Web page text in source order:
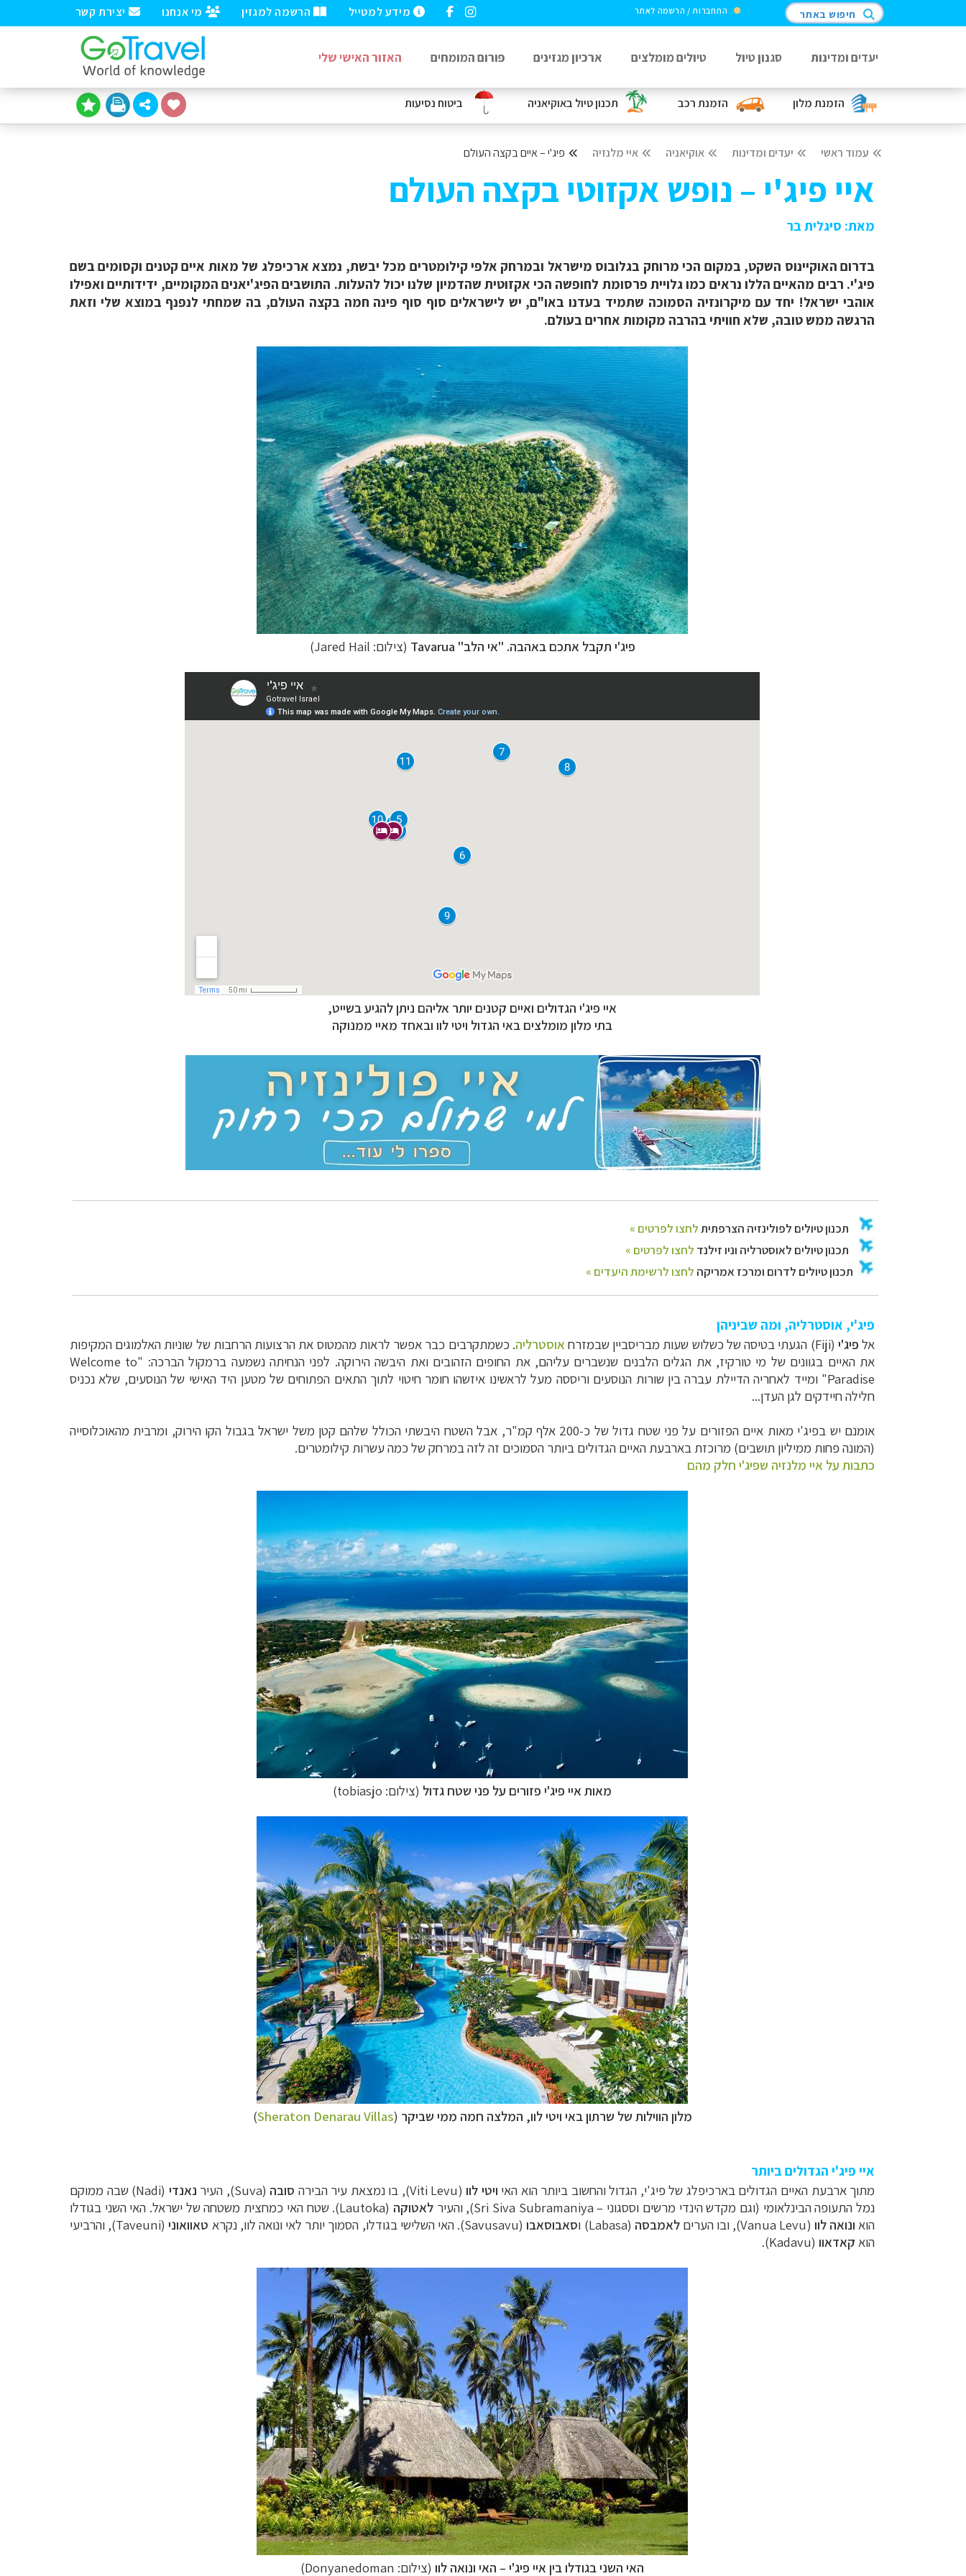
הזמנת מלון הזמנת רכב תכנון טיול באוקיאניה ביטוח נסיעות
יצירת קשר מי אנחנו הרשמה למגזין מידע למטייל התחברות / הרשמה לאתר חיפוש באתר
יעדים ומדינות סגנון טיול טיולים מומלצים ארכיון מגזינים פורום המומחים האזור האישי שלי
עמוד ראשי יעדים ומדינות אוקיאניה איי מלנזיה פיג'י – איים בקצה העולם
איי פיג'י – נופש אקזוטי בקצה העולם
מאת: סיגלית בר
בדרום האוקיינוס השקט, במקום הכי מרוחק בגלובוס מישראל ובמרחק אלפי קילומטרים מכל יבשת, נמצא ארכיפלג של מאות איים קטנים וקסומים בשם
פיג'י. רבים מהאיים הללו נראים כמו גלויית פרסומת לחופשה הכי אקזוטית שהדמיון שלנו יכול להעלות. התושבים הפיג'יאנים המקומיים, ידידותיים ואפילו
אוהבי ישראל! יחד עם מיקרונזיה הסמוכה שתמיד בעדנו באו"ם, יש לישראלים סוף סוף פינה חמה בקצה העולם, בה שמחתי לנפנף במוצא שלי וזאת
הרגשה ממש טובה, שלא חוויתי בהרבה מקומות אחרים בעולם.
פיג'י תקבל אתכם באהבה. "אי הלב" Tavarua (צילום: Jared Hail)
איי פיג'י הגדולים ואיים קטנים יותר אליהם ניתן להגיע בשייט,
בתי מלון מומלצים באי הגדול ויטי לוו ובאחד מאיי ממנוקהטיולים לפולינזיה הצרפתיתלחצו לפרטים »
תכנוןטיולים לדרום ומרכז אמריקהלחצו לרשימת היעדים »
פיג'י, אוסטרליה, ומה שביניהן
אל פיג'י (
Fiji
) הגעתי בטיסה של כשלוש שעות מבריסביין שבמזרח אוסטרליה. כשמתקרבים כבר אפשר לראות מהמטוס את הרצועות הרחבות של שוניות האלמוגים המקיפות
את האיים בגוונים של מי טורקיז, את הגלים הלבנים שנשברים עליהם, את החופים הזהובים ואת היבשה הירוקה. לפני הנחיתה נשמעה ברמקול הברכה: "Welcome to
Paradise
" ומייד לאחריה הדיילת עברה בין שורות הנוסעים וריססה מעל לראשינו איזשהו חומר חיטוי לתוך התאים הפתוחים של מטען היד האישי של הנוסעים, שלא נכניס
חלילה חיידקים לגן העדן...
אומנם יש בפיג'י
מאות איים הפזורים על פני שטח גדול של כ-200 אלף קמ"ר, אבל השטח היבשתי הכולל שלהם קטן משל ישראל בגבול הקו הירוק, ומרבית מהאוכלוסייה
(המונה פחות ממיליון תושבים) מרוכזת בארבעת האיים הגדולים ביותר הסמוכים זה לזה במרחק של כמה עשרות קילומטרים.
כתבות על איי מלנזיה שפיג'י חלק מהם
מאות איי פיג'י פזורים על פני שטח גדול (צילום: tobiasjo)
מלון הווילות של שרתון באי ויטי לוו, המלצה חמה ממי שביקר (
Sheraton Denarau Villas
)
איי פיג'י הגדולים ביותר
מתוך ארבעת האיים הגדולים בארכיפלג של פיג'י, הגדול והחשוב ביותר הוא האי ויטי לוו (Viti Levu), בו נמצאת עיר הבירה סובה (Suva), העיר נאנדי
(Nadi) שבה ממוקם
נמל התעופה הבינלאומי (וגם מקדש הינדי מרשים וססגוני – Sri Siva Subramaniya), והעיר
לאטוקה
(Lautoka). שטח האי כמחצית משטחה של ישראל. האי השני בגודלו
הוא ונואה לוו (Vanua Levu), ובו הערים לאמבסה (Labasa) ו סאבוסאבו(Savusavu). האי השלישי בגודלו, הסמוך יותר לאי ונואה לוו, נקרא טאוואוני
(Taveuni), והרביעי
הוא קאדאוו (Kadavu).
האי השני בגודלו בין איי פיג'י – האי ונואה לוו (צילום: Donyanedoman)